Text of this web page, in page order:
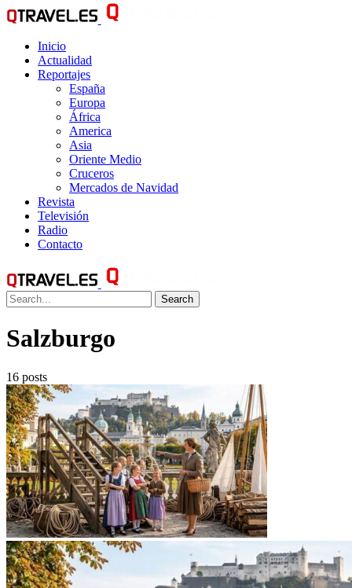
Inicio
Actualidad
Reportajes
España
Europa
África
America
Asia
Oriente Medio
Cruceros
Mercados de Navidad
Revista
Televisión
Radio
Contacto
Search
Salzburgo
16 posts